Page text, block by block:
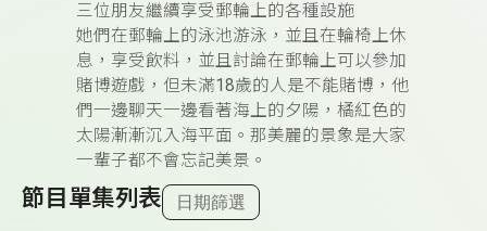
三位朋友繼續享受郵輪上的各種設施
她們在郵輪上的泳池游泳，並且在輪椅上休
息，享受飲料，並且討論在郵輪上可以參加
賭博遊戲，但未滿18歲的人是不能賭博，他
們一邊聊天一邊看著海上的夕陽，橘紅色的
太陽漸漸沉入海平面。那美麗的景象是大家
一輩子都不會忘記美景。
節目單集列表 日期篩選